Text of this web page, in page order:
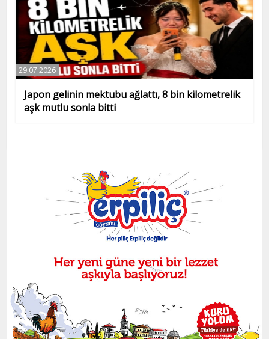
29.07.2026
Japon gelinin mektubu ağlattı, 8 bin kilometrelik
aşk mutlu sonla bitti